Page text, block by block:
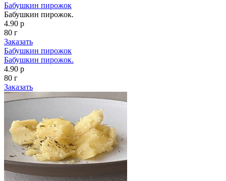
Бабушкин пирожок
Бабушкин пирожок.
4.90 р
80 г
Заказать
Бабушкин пирожок
Бабушкин пирожок.
4.90 р
80 г
Заказать